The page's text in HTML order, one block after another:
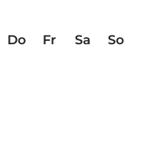
Do Fr Sa
So